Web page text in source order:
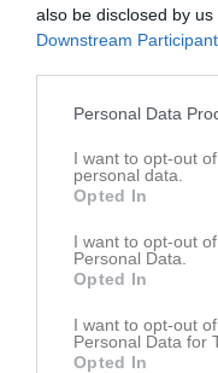
also be disclosed by
Downstream
Personal Data
I want to opt-out
personal data.
Opted In
I want to opt-out
Personal Data.
Opted In
I want to opt-out
Personal Data for
Opted In
Carlstad försöker sig på
en interception på och
och flera gånger sett ut
Värt att nämnas är också
Crusaders har allt i egna
slutspelet. Förlust så är
andra resultat och då kan